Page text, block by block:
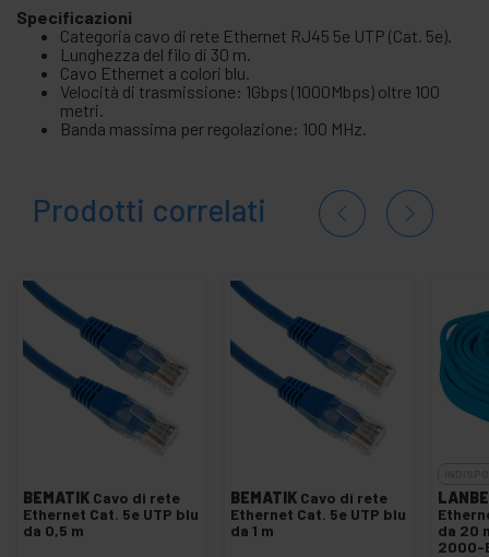
Specificazioni
Categoria cavo di rete Ethernet RJ45 5e UTP (Cat. 5e).
Lunghezza del filo di 30 m.
Cavo Ethernet a colori blu.
Velocità di trasmissione: 1Gbps (1000Mbps) oltre 100
metri.
Banda massima per regolazione: 100 MHz.
Prodotti correlati
BEMATIK Cavo di rete
Ethernet Cat. 5e UTP blu
da 0,5 m
BEMATIK Cavo di rete
Ethernet Cat. 5e UTP blu
da 1 m
da 20
2000-